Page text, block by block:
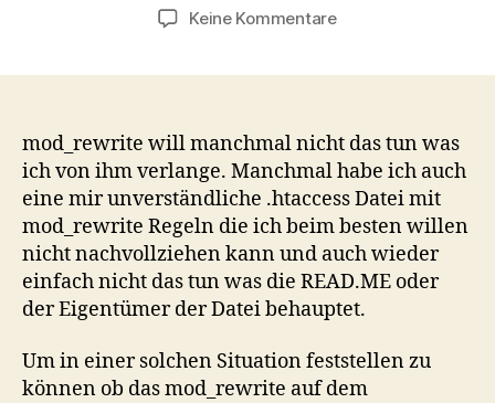
Keine Kommentarezu
mod_rewrite will manchmal nicht das tun was
ich von ihm verlange. Manchmal habe ich auch
eine mir unverständliche .htaccess Datei mit
mod_rewrite Regeln die ich beim besten willen
nicht nachvollziehen kann und auch wieder
einfach nicht das tun was die READ.ME oder
der Eigentümer der Datei behauptet.
Um in einer solchen Situation feststellen zu
können ob das mod_rewrite auf dem